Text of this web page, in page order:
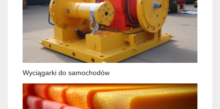
Wyciągarki do samochodów